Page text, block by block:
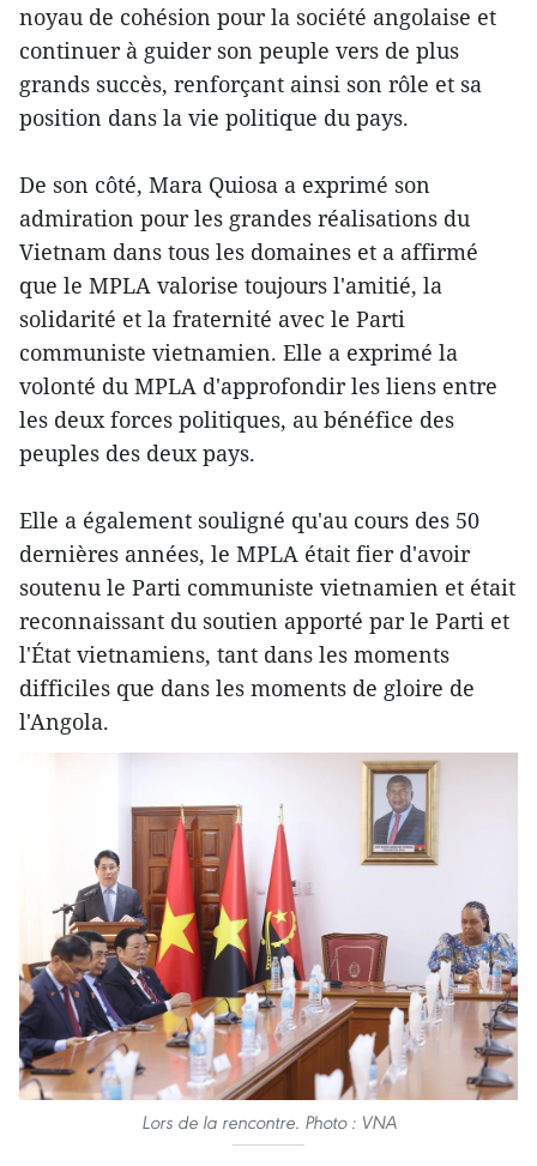
noyau de cohésion pour la société angolaise et
continuer à guider son peuple vers de plus
grands succès, renforçant ainsi son rôle et sa
position dans la vie politique du pays.
De son côté, Mara Quiosa a exprimé son
admiration pour les grandes réalisations du
Vietnam dans tous les domaines et a affirmé
que le MPLA valorise toujours l'amitié, la
solidarité et la fraternité avec le Parti
communiste vietnamien. Elle a exprimé la
volonté du MPLA d'approfondir les liens entre
les deux forces politiques, au bénéfice des
peuples des deux pays.
Elle a également souligné qu'au cours des 50
dernières années, le MPLA était fier d'avoir
soutenu le Parti communiste vietnamien et était
reconnaissant du soutien apporté par le Parti et
l'État vietnamiens, tant dans les moments
difficiles que dans les moments de gloire de
l'Angola.
Lors de la rencontre. Photo : VNA